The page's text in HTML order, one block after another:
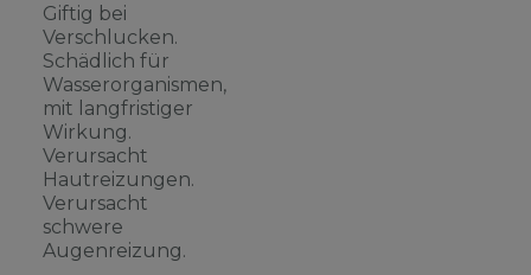
Giftig bei
Verschlucken.
Schädlich für
Wasserorganismen,
mit langfristiger
Wirkung.
Verursacht
Hautreizungen.
Verursacht
schwere
Augenreizung.